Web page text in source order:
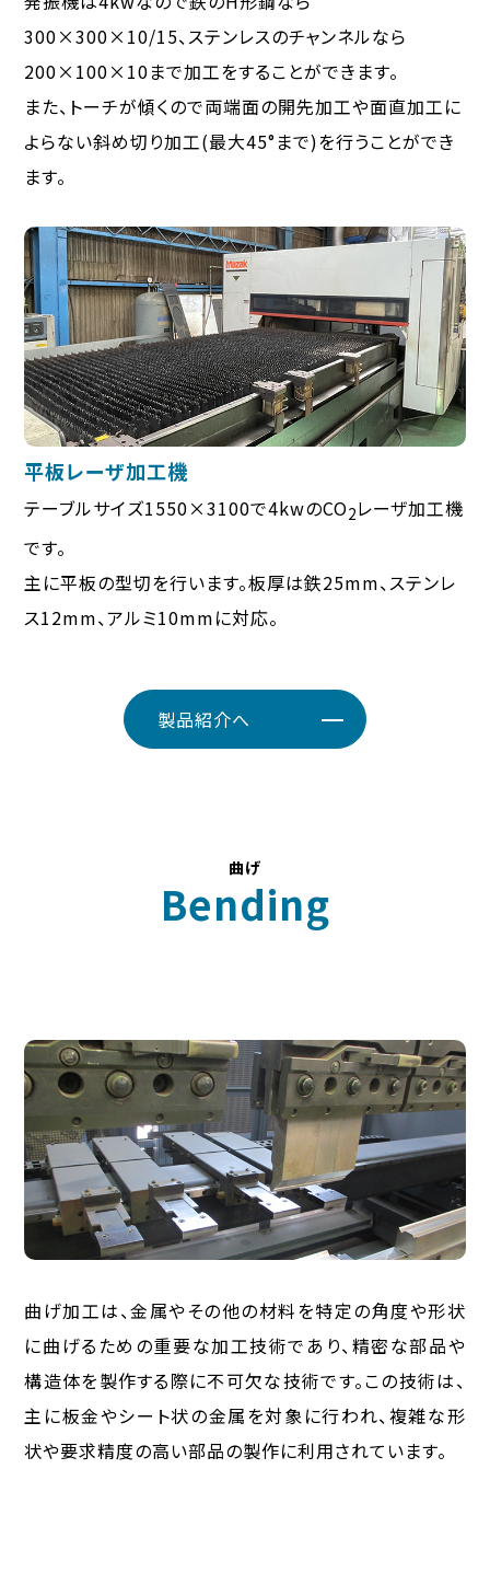
300×300×10/15、ステンレスのチャンネルなら
200×100×10まで加工をすることができます。
また、トーチが傾くので両端面の開先加工や面直加工に
よらない斜め切り加工(最大45°まで)を行うことができ
ます。
平板レーザ加工機
テーブルサイズ1550×3100で4kwのCO2レーザ加工機
です。
主に平板の型切を行います。板厚は鉄25mm、ステンレ
ス12mm、アルミ10mmに対応。
製品紹介へ
曲げ
Bending
曲げ加工は、金属やその他の材料を特定の角度や形状
に曲げるための重要な加工技術であり、精密な部品や
構造体を製作する際に不可欠な技術です。この技術は、
主に板金やシート状の金属を対象に行われ、複雑な形
状や要求精度の高い部品の製作に利用されています。